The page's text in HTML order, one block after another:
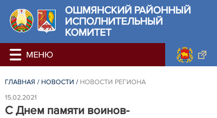
ОШМЯНСКИЙ РАЙОННЫЙ
ИСПОЛНИТЕЛЬНЫЙ
КОМИТЕТ
ГЛАВНАЯ / НОВОСТИ / НОВОСТИ РЕГИОНА
15.02.2021
С Днем памяти воинов-